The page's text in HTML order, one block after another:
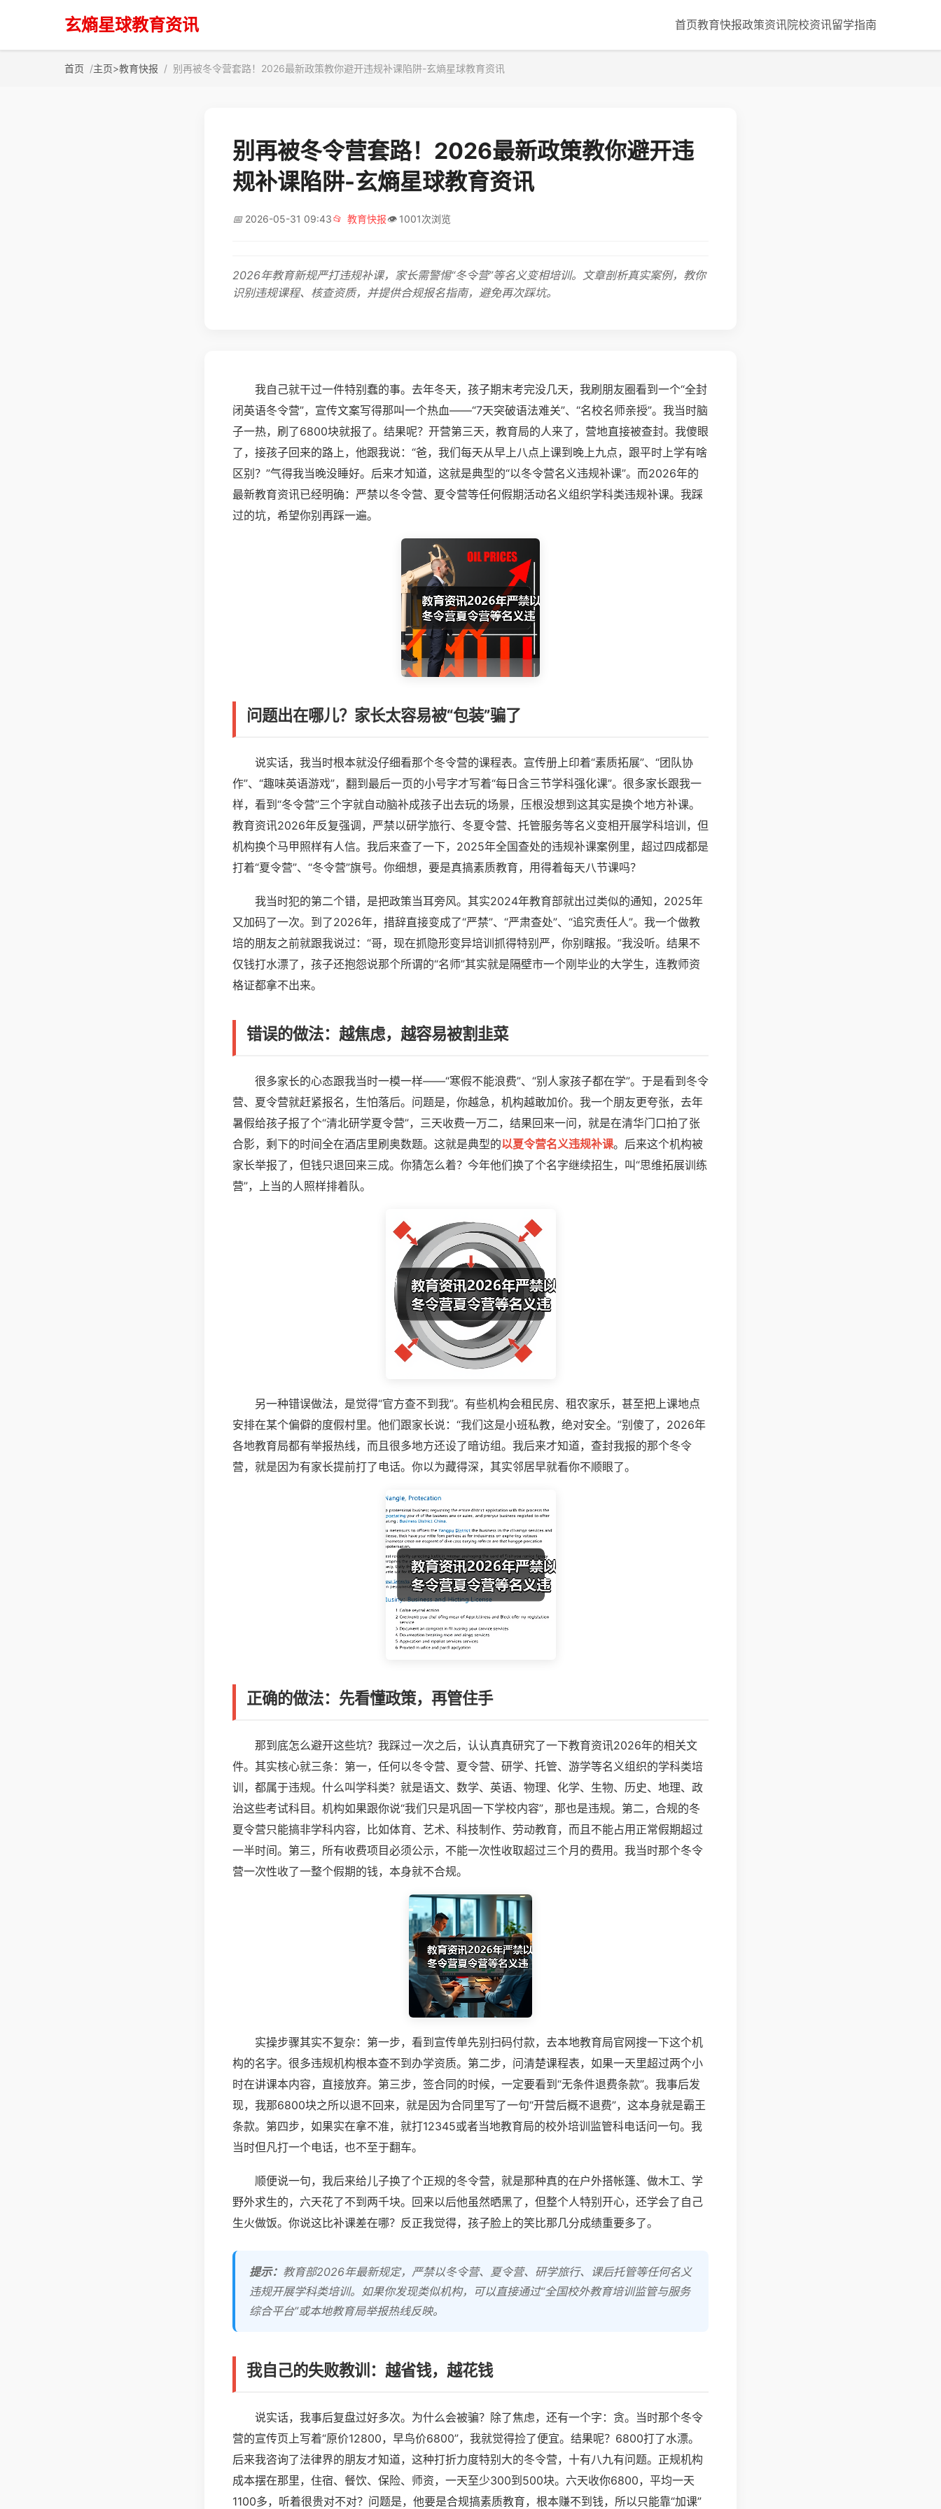
玄熵星球教育资讯 首页教育快报政策资讯院校资讯留学指南
首页 主页>教育快报 别再被冬令营套路！2026最新政策教你避开违规补课陷阱-玄熵星球教育资讯
别再被冬令营套路！2026最新政策教你避开违
规补课陷阱-玄熵星球教育资讯
📅 2026-05-31 09:43📂 教育快报👁️ 1001次浏览
2026年教育新规严打违规补课，家长需警惕“冬令营”等名义变相培训。文章剖析真实案例，教你
识别违规课程、核查资质，并提供合规报名指南，避免再次踩坑。
我自己就干过一件特别蠢的事。去年冬天，孩子期末考完没几天，我刷朋友圈看到一个“全封
闭英语冬令营”，宣传文案写得那叫一个热血——“7天突破语法难关”、“名校名师亲授”。我当时脑
子一热，刷了6800块就报了。结果呢？开营第三天，教育局的人来了，营地直接被查封。我傻眼
了，接孩子回来的路上，他跟我说：“爸，我们每天从早上八点上课到晚上九点，跟平时上学有啥
区别？”气得我当晚没睡好。后来才知道，这就是典型的“以冬令营名义违规补课”。而2026年的
最新教育资讯已经明确：严禁以冬令营、夏令营等任何假期活动名义组织学科类违规补课。我踩
过的坑，希望你别再踩一遍。
问题出在哪儿？家长太容易被“包装”骗了
说实话，我当时根本就没仔细看那个冬令营的课程表。宣传册上印着“素质拓展”、“团队协
作”、“趣味英语游戏”，翻到最后一页的小号字才写着“每日含三节学科强化课”。很多家长跟我一
样，看到“冬令营”三个字就自动脑补成孩子出去玩的场景，压根没想到这其实是换个地方补课。
教育资讯2026年反复强调，严禁以研学旅行、冬夏令营、托管服务等名义变相开展学科培训，但
机构换个马甲照样有人信。我后来查了一下，2025年全国查处的违规补课案例里，超过四成都是
打着“夏令营”、“冬令营”旗号。你细想，要是真搞素质教育，用得着每天八节课吗？
我当时犯的第二个错，是把政策当耳旁风。其实2024年教育部就出过类似的通知，2025年
又加码了一次。到了2026年，措辞直接变成了“严禁”、“严肃查处”、“追究责任人”。我一个做教
培的朋友之前就跟我说过：“哥，现在抓隐形变异培训抓得特别严，你别瞎报。”我没听。结果不
仅钱打水漂了，孩子还抱怨说那个所谓的“名师”其实就是隔壁市一个刚毕业的大学生，连教师资
格证都拿不出来。
错误的做法：越焦虑，越容易被割韭菜
很多家长的心态跟我当时一模一样——“寒假不能浪费”、“别人家孩子都在学”。于是看到冬令
营、夏令营就赶紧报名，生怕落后。问题是，你越急，机构越敢加价。我一个朋友更夸张，去年
暑假给孩子报了个“清北研学夏令营”，三天收费一万二，结果回来一问，就是在清华门口拍了张
合影，剩下的时间全在酒店里刷奥数题。这就是典型的以夏令营名义违规补课。后来这个机构被
家长举报了，但钱只退回来三成。你猜怎么着？今年他们换了个名字继续招生，叫“思维拓展训练
营”，上当的人照样排着队。
另一种错误做法，是觉得“官方查不到我”。有些机构会租民房、租农家乐，甚至把上课地点
安排在某个偏僻的度假村里。他们跟家长说：“我们这是小班私教，绝对安全。”别傻了，2026年
各地教育局都有举报热线，而且很多地方还设了暗访组。我后来才知道，查封我报的那个冬令
营，就是因为有家长提前打了电话。你以为藏得深，其实邻居早就看你不顺眼了。
正确的做法：先看懂政策，再管住手
那到底怎么避开这些坑？我踩过一次之后，认认真真研究了一下教育资讯2026年的相关文
件。其实核心就三条：第一，任何以冬令营、夏令营、研学、托管、游学等名义组织的学科类培
训，都属于违规。什么叫学科类？就是语文、数学、英语、物理、化学、生物、历史、地理、政
治这些考试科目。机构如果跟你说“我们只是巩固一下学校内容”，那也是违规。第二，合规的冬
夏令营只能搞非学科内容，比如体育、艺术、科技制作、劳动教育，而且不能占用正常假期超过
一半时间。第三，所有收费项目必须公示，不能一次性收取超过三个月的费用。我当时那个冬令
营一次性收了一整个假期的钱，本身就不合规。
实操步骤其实不复杂：第一步，看到宣传单先别扫码付款，去本地教育局官网搜一下这个机
构的名字。很多违规机构根本查不到办学资质。第二步，问清楚课程表，如果一天里超过两个小
时在讲课本内容，直接放弃。第三步，签合同的时候，一定要看到“无条件退费条款”。我事后发
现，我那6800块之所以退不回来，就是因为合同里写了一句“开营后概不退费”，这本身就是霸王
条款。第四步，如果实在拿不准，就打12345或者当地教育局的校外培训监管科电话问一句。我
当时但凡打一个电话，也不至于翻车。
顺便说一句，我后来给儿子换了个正规的冬令营，就是那种真的在户外搭帐篷、做木工、学
野外求生的，六天花了不到两千块。回来以后他虽然晒黑了，但整个人特别开心，还学会了自己
生火做饭。你说这比补课差在哪？反正我觉得，孩子脸上的笑比那几分成绩重要多了。
提示： 教育部2026年最新规定，严禁以冬令营、夏令营、研学旅行、课后托管等任何名义
违规开展学科类培训。如果你发现类似机构，可以直接通过“全国校外教育培训监管与服务
综合平台”或本地教育局举报热线反映。
我自己的失败教训：越省钱，越花钱
说实话，我事后复盘过好多次。为什么会被骗？除了焦虑，还有一个字：贪。当时那个冬令
营的宣传页上写着“原价12800，早鸟价6800”，我就觉得捡了便宜。结果呢？6800打了水漂。
后来我咨询了法律界的朋友才知道，这种打折力度特别大的冬令营，十有八九有问题。正规机构
成本摆在那里，住宿、餐饮、保险、师资，一天至少300到500块。六天收你6800，平均一天
1100多，听着很贵对不对？问题是，他要是合规搞素质教育，根本赚不到钱，所以只能靠“加课”